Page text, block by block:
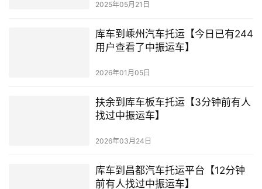
2025年05月21日
库车到嵊州汽车托运【今日已有244
用户查看了中振运车】
2026年01月05日
扶余到库车板车托运【3分钟前有人
找过中振运车】
2026年03月24日
库车到昌都汽车托运平台【12分钟
前有人找过中振运车】